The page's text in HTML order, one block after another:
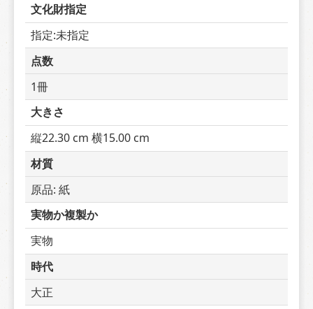
文化財指定
指定:未指定
点数
1冊
大きさ
縦22.30 cm 横15.00 cm
材質
原品: 紙
実物か複製か
実物
時代
大正